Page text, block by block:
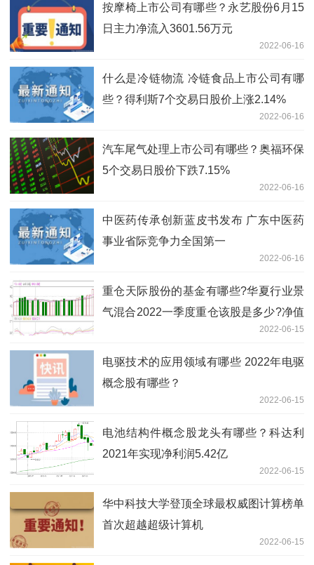
按摩椅上市公司有哪些？永艺股份6月15
日主力净流入3601.56万元
2022-06-16
什么是冷链物流 冷链食品上市公司有哪
些？得利斯7个交易日股价上涨2.14%
2022-06-16
汽车尾气处理上市公司有哪些？奥福环保
5个交易日股价下跌7.15%
2022-06-16
中医药传承创新蓝皮书发布 广东中医药
事业省际竞争力全国第一
2022-06-16
重仓天际股份的基金有哪些?华夏行业景
气混合2022一季度重仓该股是多少?净值
2022-06-15
电驱技术的应用领域有哪些 2022年电驱
概念股有哪些？
2022-06-15
电池结构件概念股龙头有哪些？科达利
2021年实现净利润5.42亿
2022-06-15
华中科技大学登顶全球最权威图计算榜单
首次超越超级计算机
2022-06-15